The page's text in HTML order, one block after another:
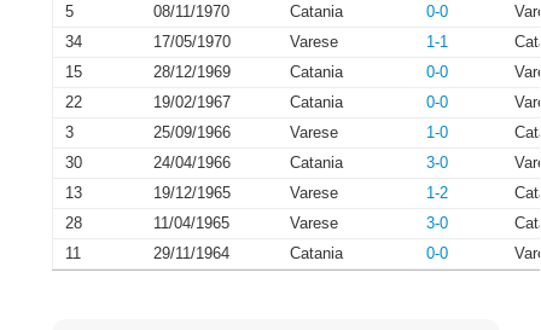
5
08/11/1970 Catania 0-0
34
17/05/1970 Varese 1-1
15
28/12/1969 Catania 0-0
22
19/02/1967 Catania 0-0
3
25/09/1966 Varese 1-0
30
24/04/1966 Catania 3-0
13
19/12/1965 Varese 1-2
28
11/04/1965 Varese 3-0
11
29/11/1964 Catania 0-0